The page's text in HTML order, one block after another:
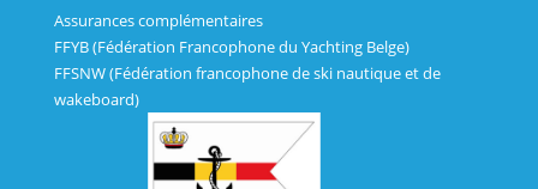
Assurances complémentaires
FFYB (Fédération Francophone du Yachting Belge)
FFSNW (Fédération francophone de ski nautique et de
wakeboard)